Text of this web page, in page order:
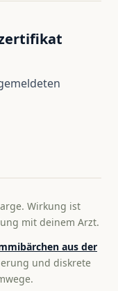
Wirkung ist
mit deinem Arzt.
aus der
und diskrete